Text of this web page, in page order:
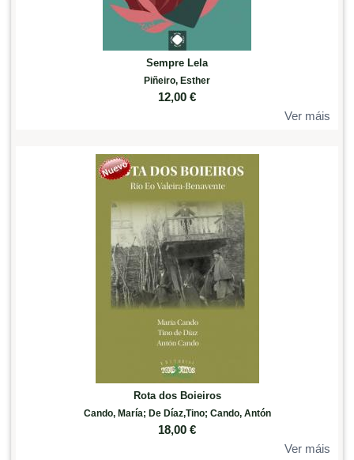
Sempre Lela
Piñeiro, Esther
12,00 €
Ver máis
Rota dos Boieiros
Cando, María; De Díaz,Tino; Cando, Antón
18,00 €
Ver máis